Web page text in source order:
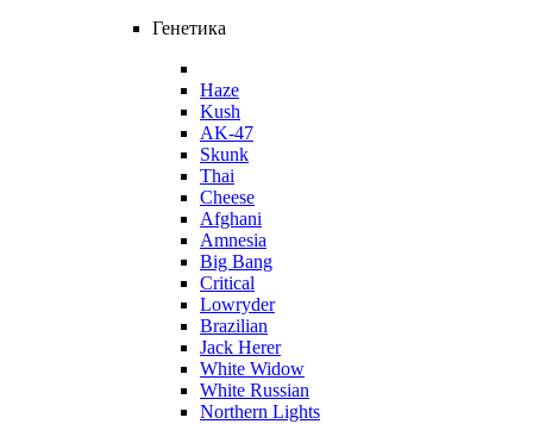
Генетика
Haze
Kush
AK-47
Skunk
Thai
Cheese
Afghani
Amnesia
Big Bang
Critical
Lowryder
Brazilian
Jack Herer
White Widow
White Russian
Northern Lights